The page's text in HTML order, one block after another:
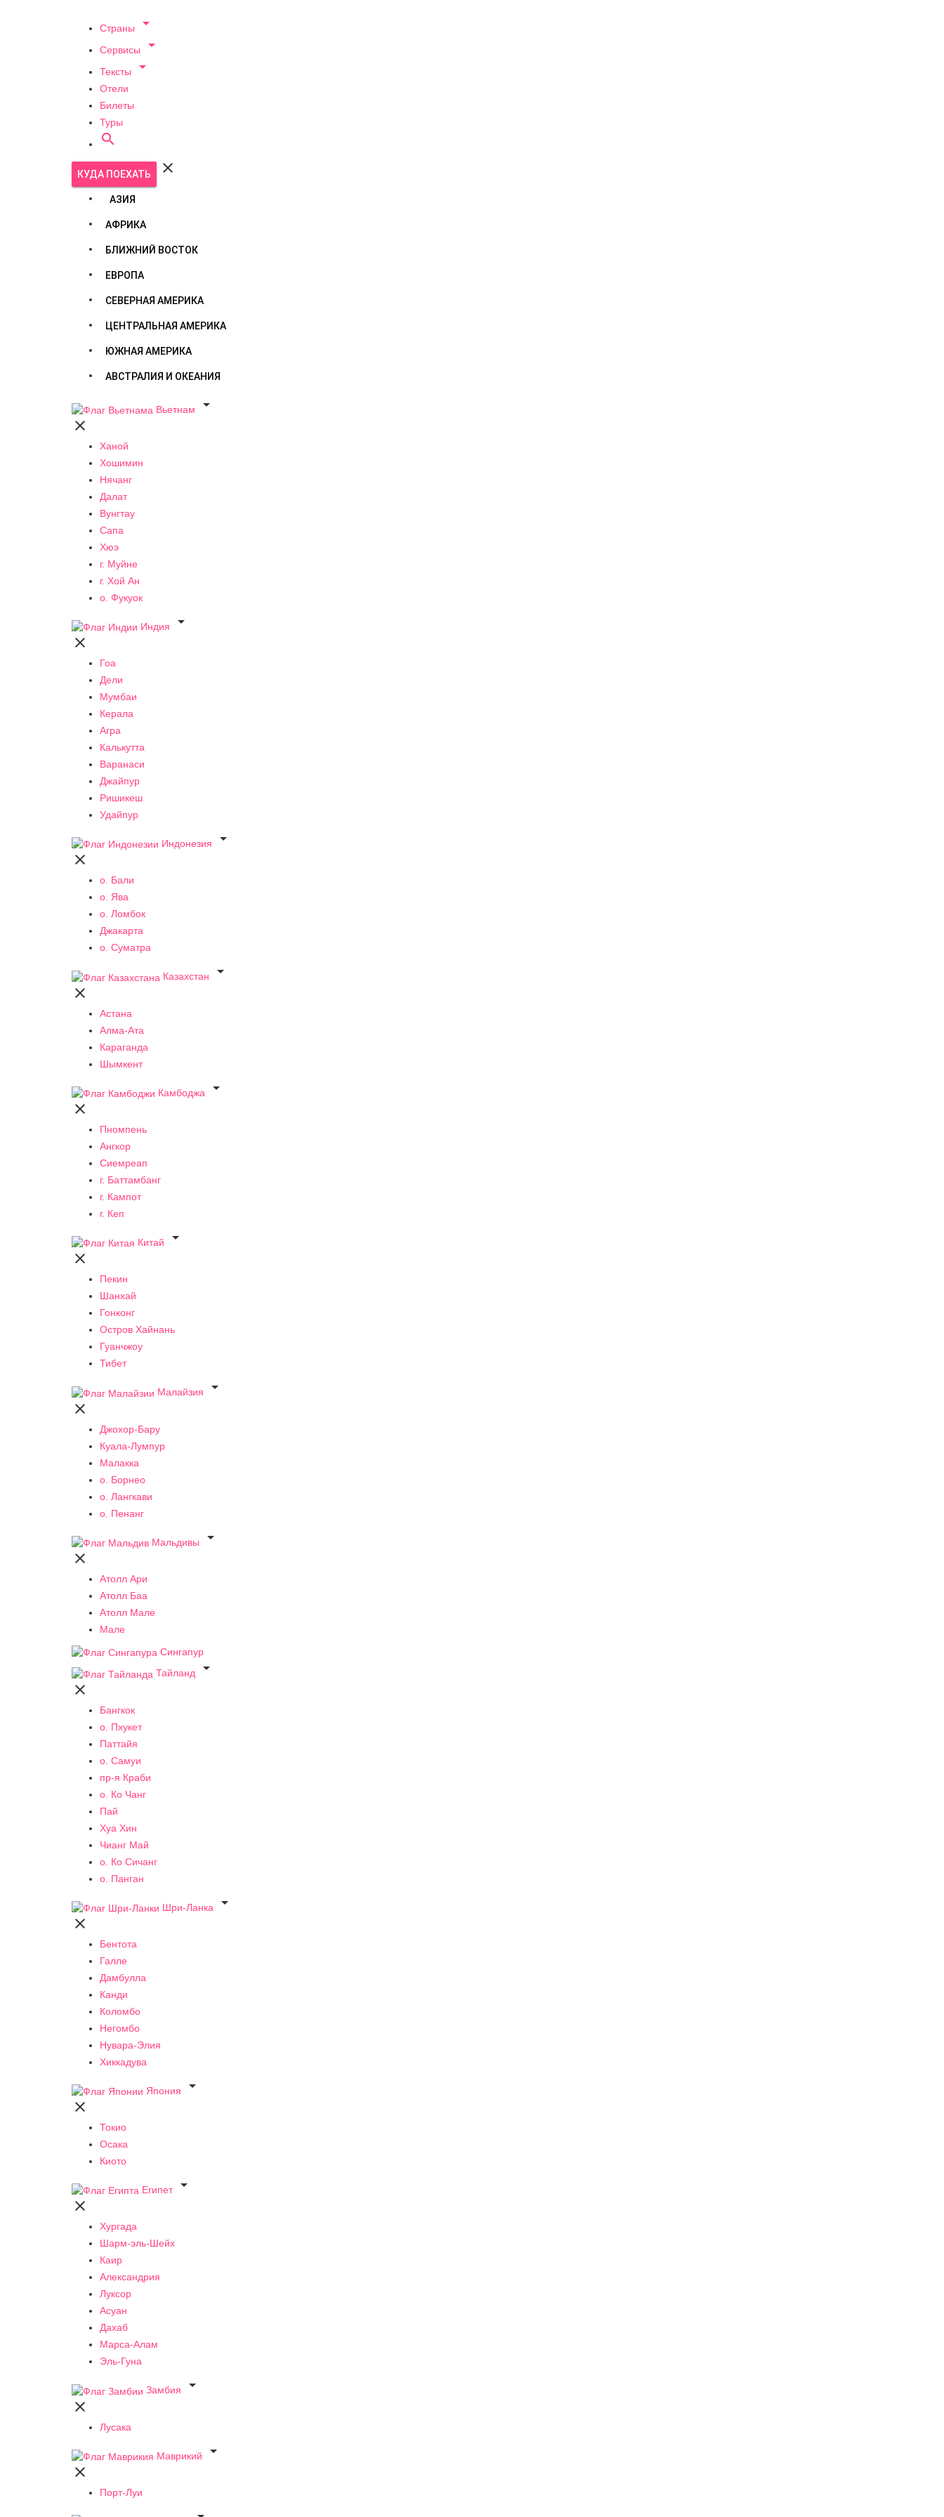
Страны 
Сервисы 
Тексты 
Отели
Билеты
Туры

КУДА ПОЕХАТЬ 
АЗИЯ
АФРИКА
БЛИЖНИЙ ВОСТОК
ЕВРОПА
СЕВЕРНАЯ АМЕРИКА
ЦЕНТРАЛЬНАЯ АМЕРИКА
ЮЖНАЯ АМЕРИКА
АВСТРАЛИЯ И ОКЕАНИЯ
Вьетнам


Ханой
Хошимин
Нячанг
Далат
Вунгтау
Сапа
Хюэ
г. Муйне
г. Хой Ан
о. Фукуок
Индия


Гоа
Дели
Мумбаи
Керала
Агра
Калькутта
Варанаси
Джайпур
Ришикеш
Удайпур
Индонезия


о. Бали
о. Ява
о. Ломбок
Джакарта
о. Суматра
Казахстан


Астана
Алма-Ата
Караганда
Шымкент
Камбоджа


Пномпень
Ангкор
Сиемреап
г. Баттамбанг
г. Кампот
г. Кеп
Китай


Пекин
Шанхай
Гонконг
Остров Хайнань
Гуанчжоу
Тибет
Малайзия


Джохор-Бару
Куала-Лумпур
Малакка
о. Борнео
о. Лангкави
о. Пенанг
Мальдивы


Атолл Ари
Атолл Баа
Атолл Мале
Мале
Сингапур
Тайланд


Бангкок
о. Пхукет
Паттайя
о. Самуи
пр-я Краби
о. Ко Чанг
Пай
Хуа Хин
Чианг Май
о. Ко Сичанг
о. Панган
Шри-Ланка


Бентота
Галле
Дамбулла
Канди
Коломбо
Негомбо
Нувара-Элия
Хиккадува
Япония


Токио
Осака
Киото
Египет


Хургада
Шарм-эль-Шейх
Каир
Александрия
Луксор
Асуан
Дахаб
Марса-Алам
Эль-Гуна
Замбия


Лусака
Маврикий


Порт-Луи